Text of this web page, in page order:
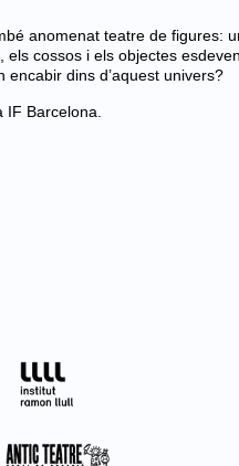
anomenat teatre de figures:
cossos i els objectes
dins d’aquest univers?
Barcelona.